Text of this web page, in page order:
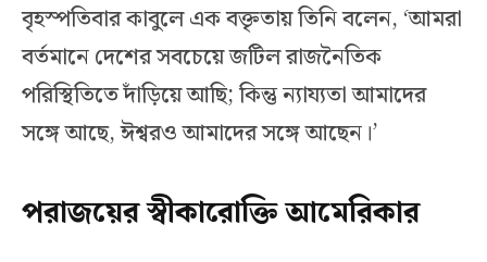
বৃহস্পতিবার কাবুলে এক বক্তৃতায় তিনি বলেন, ‘আমরা
বর্তমানে দেশের সবচেয়ে জটিল রাজনৈতিক
পরিস্থিতিতে দাঁড়িয়ে আছি; কিন্তু ন্যায্যতা আমাদের
সঙ্গে আছে, ঈশ্বরও আমাদের সঙ্গে আছেন।’
পরাজয়ের স্বীকারোক্তি আমেরিকার